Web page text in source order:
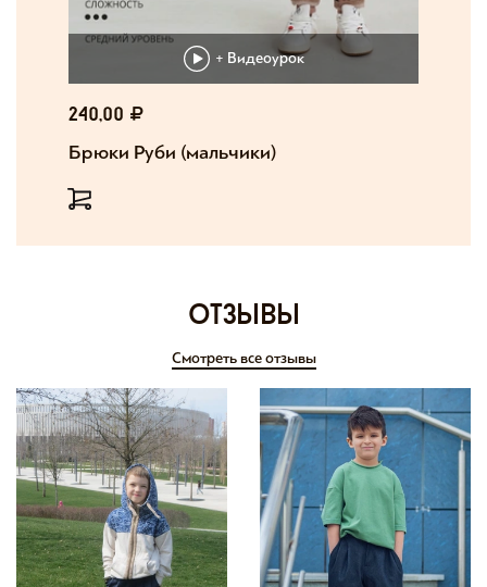
+ Видеоурок
240,00
Брюки Руби (мальчики)
отзывы
Смотреть все отзывы